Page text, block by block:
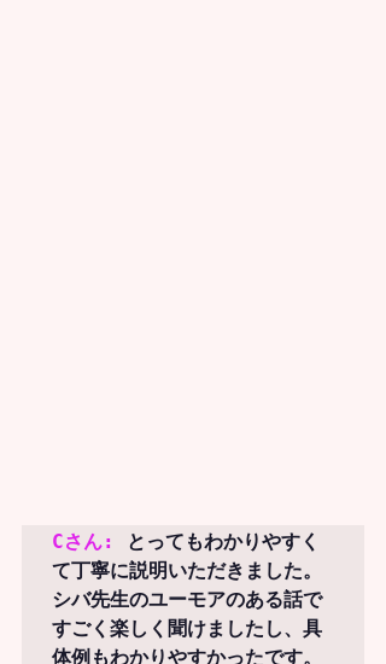
Cさん:
とってもわかりやすく
て丁寧に説明いただきました。
シバ先生のユーモアのある話で
すごく楽しく聞けましたし、具
体例もわかりやすかったです。